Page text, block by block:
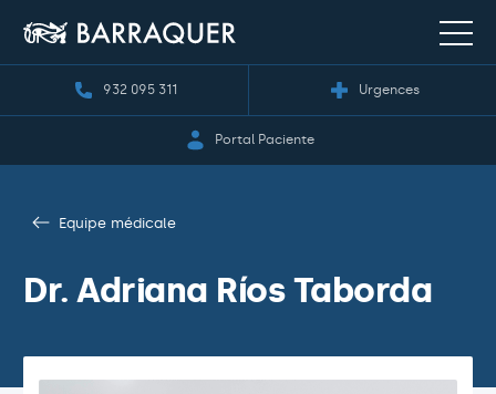
932 095 311 Urgences
Portal Paciente
Equipe médicale
Dr. Adriana Ríos Taborda